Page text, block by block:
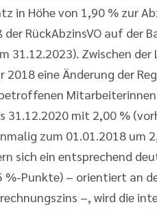
in Höhe von 1,90 % zur
der RückAbzinsVO auf der
31.12.2023). Zwischen der
2018 eine Änderung der
31.12.2020 mit 2,00 %
zum 01.01.2018 um
sich ein entsprechend
%-Punkte) – orientiert an
–, wird die